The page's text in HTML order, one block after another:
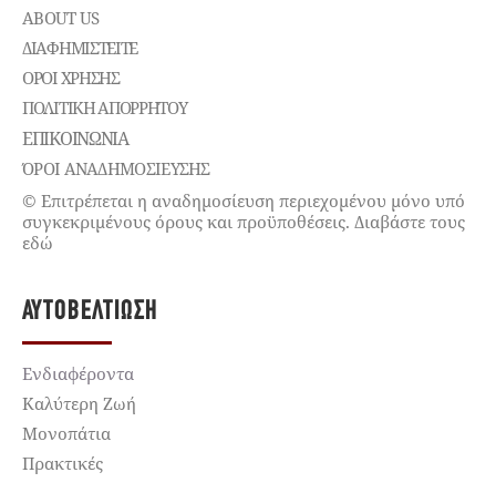
ABOUT US
ΔΙΑΦΗΜΙΣΤΕΊΤΕ
ΌΡΟΙ ΧΡΉΣΗΣ
ΠΟΛΙΤΙΚΉ ΑΠΟΡΡΉΤΟΥ
ΕΠΙΚΟΙΝΩΝΊΑ
ΌΡΟΙ ΑΝΑΔΗΜΟΣΙΕΥΣΗΣ
© Επιτρέπεται η αναδημοσίευση περιεχομένου μόνο υπό
συγκεκριμένους όρους και προϋποθέσεις. Διαβάστε τους
εδώ
ΑΥΤΟΒΕΛΤΊΩΣΗ
Ενδιαφέροντα
Καλύτερη Ζωή
Μονοπάτια
Πρακτικές